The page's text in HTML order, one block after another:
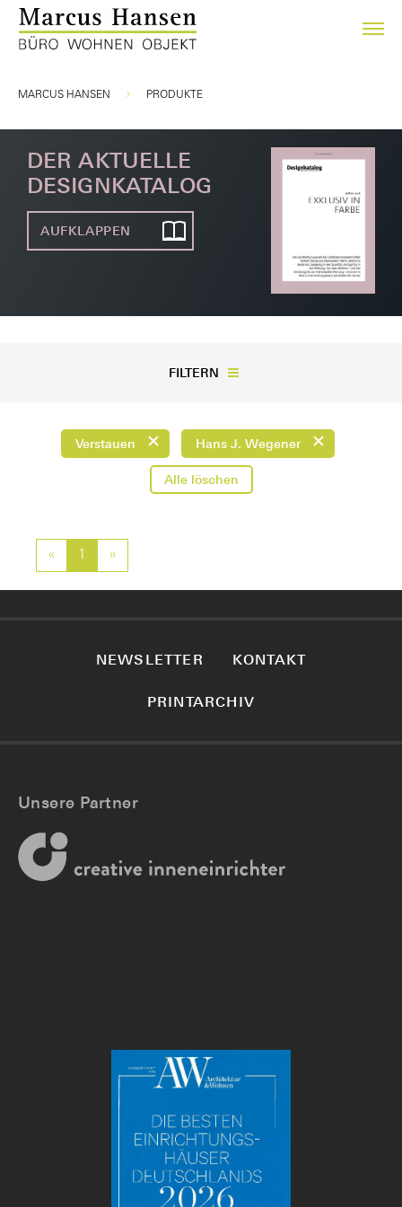
Sie sind hier:
MARCUS HANSEN PRODUKTE
DER AKTUELLE
DESIGNKATALOG
AUFKLAPPEN
FILTERN
Verstauen Hans J. Wegener
Alle löschen
« Previous
1 »
NEWSLETTER KONTAKT
PRINTARCHIV
Unsere Partner